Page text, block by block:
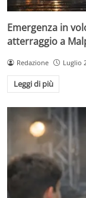
Emergenza in
atterraggio a
Redazione Luglio
Leggi di più